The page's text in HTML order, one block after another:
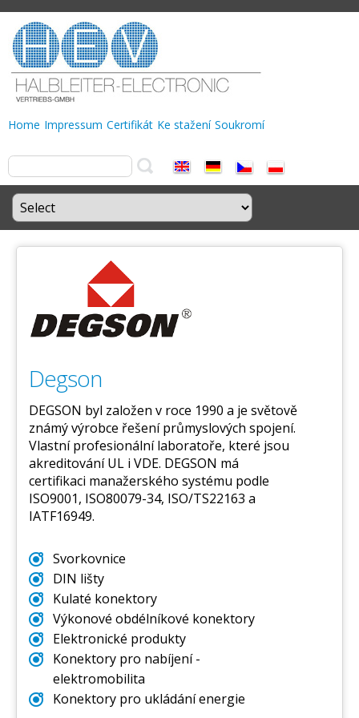
Home Impressum Certifikát Ke stažení Soukromí
Degson
DEGSON byl založen v roce 1990 a je světově
známý výrobce řešení průmyslových spojení.
Vlastní profesionální laboratoře, které jsou
akreditování UL i VDE. DEGSON má
certifikaci manažerského systému podle
ISO9001, ISO80079-34, ISO/TS22163 a
IATF16949.
Svorkovnice
DIN lišty
Kulaté konektory
Výkonové obdélníkové konektory
Elektronické produkty
Konektory pro nabíjení -
elektromobilita
Konektory pro ukládání energie